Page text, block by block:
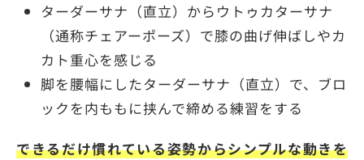
ターダーサナ（直立）からウトゥカターサナ
（通称チェアーポーズ）で膝の曲げ伸ばしやカ
カト重心を感じる
脚を腰幅にしたターダーサナ（直立）で、ブロ
ックを内ももに挟んで締める練習をする
できるだけ慣れている姿勢からシンプルな動きを